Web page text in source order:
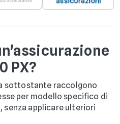
PX?
sottostante raccolgono
per modello specifico di
senza applicare ulteriori